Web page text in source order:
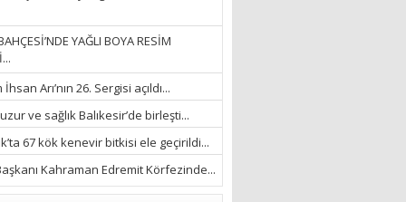
“BEDEN VE RUH
BÜTÜNLÜĞÜ...”
18/03/2023
İlknur Solmaz Çoban
“DOĞANIN GÜLEÇ
YAĞMURLARINI
ÖZLERKEN…”
23/11/2025
YAĞLI BOYA RESİM
Arı’nın 26. Sergisi açıldı...
ve sağlık Balıkesir’de birleşti...
67 kök kenevir bitkisi ele geçirildi...
Kahraman Edremit Körfezinde...